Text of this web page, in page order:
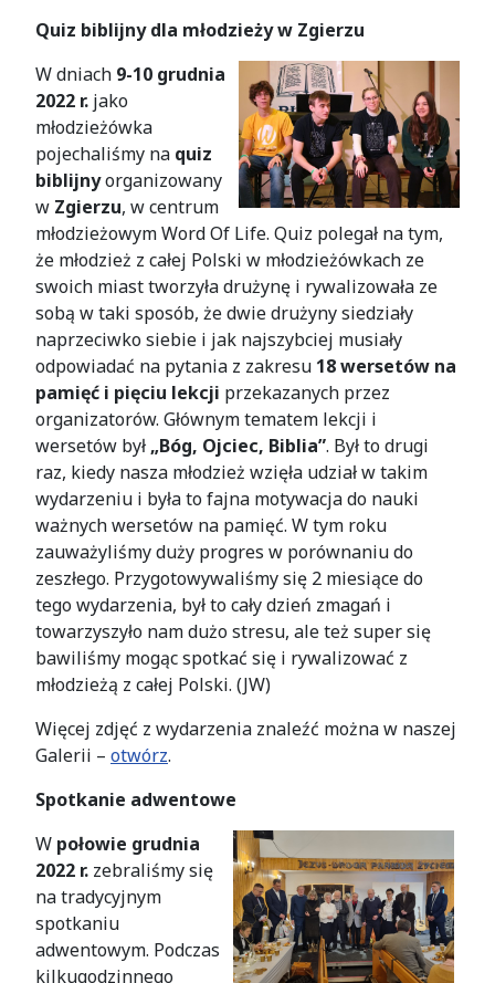
Quiz biblijny dla młodzieży w Zgierzu
W dniach 9-10 grudnia
2022 r. jako
młodzieżówka
pojechaliśmy na quiz
biblijnyorganizowany
w Zgierzu, w centrum
młodzieżowym Word Of Life. Quiz polegał na tym,
że młodzież z całej Polski w młodzieżówkach ze
swoich miast tworzyła drużynę i rywalizowała ze
sobą w taki sposób, że dwie drużyny siedziały
naprzeciwko siebie i jak najszybciej musiały
odpowiadać na pytania z zakresu 18 wersetów na
pamięć i pięciu lekcji przekazanych przez
organizatorów. Głównym tematem lekcji i
wersetów był „Bóg, Ojciec, Biblia”. Był to drugi
raz, kiedy nasza młodzież wzięła udział w takim
wydarzeniu i była to fajna motywacja do nauki
ważnych wersetów na pamięć. W tym roku
zauważyliśmy duży progres w porównaniu do
zeszłego. Przygotowywaliśmy się 2 miesiące do
tego wydarzenia, był to cały dzień zmagań i
towarzyszyło nam dużo stresu, ale też super się
bawiliśmy mogąc spotkać się i rywalizować z
młodzieżą z całej Polski. (JW)
Więcej zdjęć z wydarzenia znaleźć można w naszej
Galerii – otwórz.
Spotkanie adwentowe
W połowie grudnia
2022 r. zebraliśmy się
na tradycyjnym
spotkaniu
adwentowym. Podczas
kilkugodzinnego